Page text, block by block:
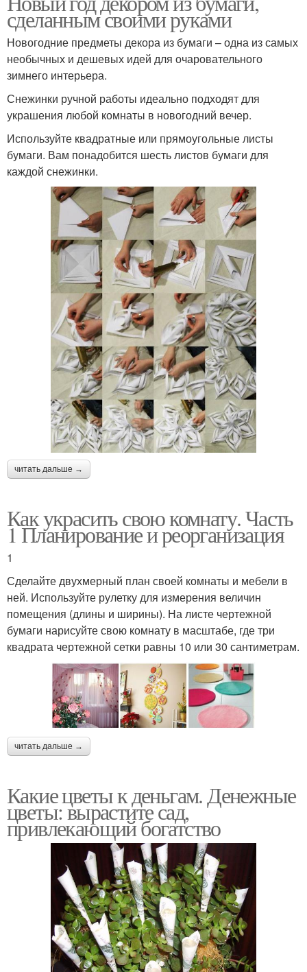
сделанным своими руками
Новогодние предметы декора из бумаги – одна из самых
необычных и дешевых идей для очаровательного
зимнего интерьера.
Снежинки ручной работы идеально подходят для
украшения любой комнаты в новогодний вечер.
Используйте квадратные или прямоугольные листы
бумаги. Вам понадобится шесть листов бумаги для
каждой снежинки.
читать дальше →
Как украсить свою комнату. Часть
1 Планирование и реорганизация
1
Сделайте двухмерный план своей комнаты и мебели в
ней. Используйте рулетку для измерения величин
помещения (длины и ширины). На листе чертежной
бумаги нарисуйте свою комнату в масштабе, где три
квадрата чертежной сетки равны 10 или 30 сантиметрам.
читать дальше →
Какие цветы к деньгам. Денежные
цветы: вырастите сад,
привлекающий богатство